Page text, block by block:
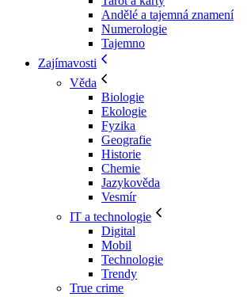
Andělé a tajemná znamení
Numerologie
Tajemno
Zajímavosti
Věda
Biologie
Ekologie
Fyzika
Geografie
Historie
Chemie
Jazykověda
Vesmír
IT a technologie
Digital
Mobil
Technologie
Trendy
True crime